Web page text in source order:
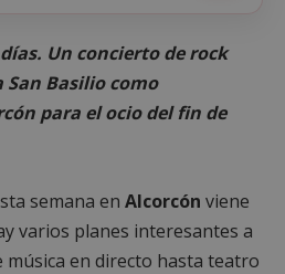
Un concierto de rock
San Basilio como
para el ocio del fin de
semana en Alcorcón viene
varios planes interesantes a
música en directo hasta teatro